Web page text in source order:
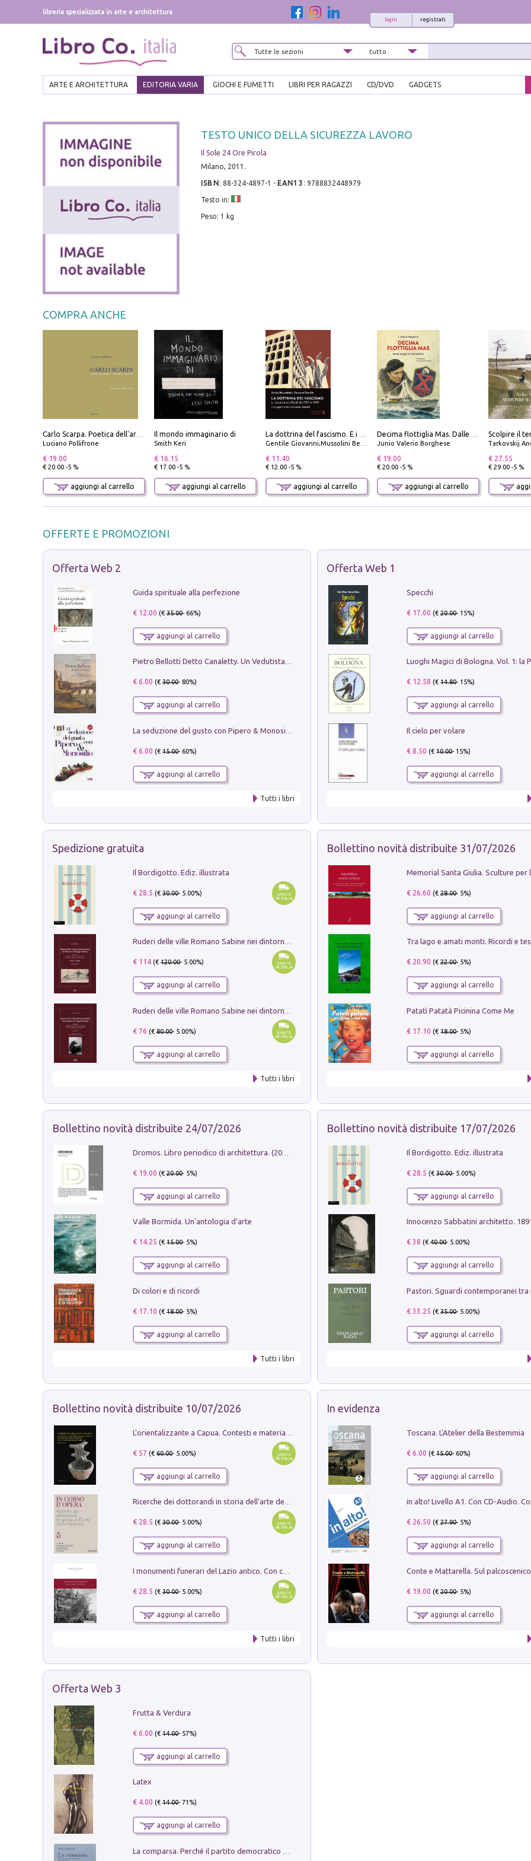
libreria specializzata in arte e architettura
registrati
login
ARTE E ARCHITETTURA EDITORIA VARIA GIOCHI E FUMETTI LIBRI PER RAGAZZI CD/DVD GADGETS
TESTO UNICO DELLA SICUREZZA LAVORO
Il Sole 24 Ore Pirola
Milano, 2011.
ISBN : 88-324-4897-1 - EAN13 : 9788832448979
Testo in:
Peso: 1 kg
COMPRA ANCHE
Carlo Scarpa. Poetica dell'arredo. Tavoli e sedie-Poetics of furniture. Tables and chairs. Ediz. bilingue
Luciano Pollifrone
€ 19.00
€ 20.00 -5 %
aggiungi al carrello
Il mondo immaginario di
Smith Keri
€ 16.15
€ 17.00 -5 %
aggiungi al carrello
La dottrina del fascismo. E i documenti ufficiali dal 1919 al 1945
Gentile Giovanni;Mussolini Benito
€ 11.40
€ 12.00 -5 %
aggiungi al carrello
Decima flottiglia Mas. Dalle origini all'armistizio
Junio Valerio Borghese
€ 19.00
€ 20.00 -5 %
aggiungi al carrello
Tarkovskij
€ 27.55
€ 29.00 -5 %
OFFERTE E PROMOZIONI
Offerta Web 2
Guida spirituale alla perfezione
€ 12.00 (€35.00- 66%)
aggiungi al carrello
Pietro Bellotti Detto Canaletty. Un Vedutista Veneziano nella Francia dell'Ancien Régime
€ 6.00 (€30.00- 80%)
aggiungi al carrello
€ 6.00 (€15.00- 60%)
aggiungi al carrello
Tutti i libri
Offerta Web 1
Specchi
€ 17.00 (€20.00- 15%)
aggiungi al carrello
€ 12.58 (€14.80- 15%)
aggiungi al carrello
Il cielo per volare
€ 8.50 (€10.00- 15%)
aggiungi al carrello
Spedizione gratuita
Il Bordigotto. Ediz. illustrata
€ 28.5 (€30.00- 5.00%)
aggiungi al carrello
Ruderi delle ville Romano Sabine nei dintorni di Poggio Mirteto. Illustrati dal dott.re prof.re cav.re Ercole Nardi regio ispettore degli scavi e monumenti. Anno 1885. Tavole e studio. Con 25 tavole fuori testo in cartella editoriale
€ 114(€120.00- 5.00%)
aggiungi al carrello
€ 76 (€80.00- 5.00%)
aggiungi al carrello
Tutti i libri
Bollettino novità distribuite 31/07/2026
€ 26.60 (€28.00- 5%)
aggiungi al carrello
€ 20.90 (€22.00- 5%)
aggiungi al carrello
Patatì Patatà Picinina Come Me
€ 17.10 (€18.00- 5%)
aggiungi al carrello
Bollettino novità distribuite 24/07/2026
Dromos. Libro periodico di architettura. (2026). Vol. 15: Post-model
€ 19.00 (€20.00- 5%)
aggiungi al carrello
Valle Bormida. Un'antologia d'arte
€ 14.25 (€15.00- 5%)
aggiungi al carrello
Di colori e di ricordi
€ 17.10 (€18.00- 5%)
aggiungi al carrello
Tutti i libri
Bollettino novità distribuite 17/07/2026
Il Bordigotto. Ediz. illustrata
€ 28.5 (€30.00- 5.00%)
aggiungi al carrello
Innocenzo Sabbatini architetto.
€ 38 (€40.00- 5.00%)
aggiungi al carrello
€ 33.25 (€35.00- 5.00%)
aggiungi al carrello
Bollettino novità distribuite 10/07/2026
€ 57 (€60.00- 5.00%)
aggiungi al carrello
Ricerche dei dottorandi in storia dell'arte della Sapienza
€ 28.5 (€30.00- 5.00%)
aggiungi al carrello
I monumenti funerari del Lazio antico. Con cartella con tavole
€ 28.5 (€30.00- 5.00%)
aggiungi al carrello
Tutti i libri
In evidenza
Toscana. L'Atelier della Bestemmia
€ 6.00 (€15.00- 60%)
aggiungi al carrello
€ 26.50 (€27.90- 5%)
aggiungi al carrello
€ 19.00 (€20.00- 5%)
aggiungi al carrello
Offerta Web 3
Frutta & Verdura
€ 6.00 (€14.00- 57%)
aggiungi al carrello
Latex
€ 4.00 (€14.00- 71%)
aggiungi al carrello